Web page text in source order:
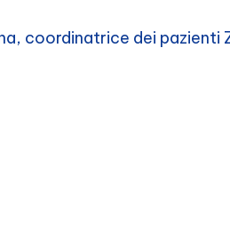
coordinatrice dei pazienti